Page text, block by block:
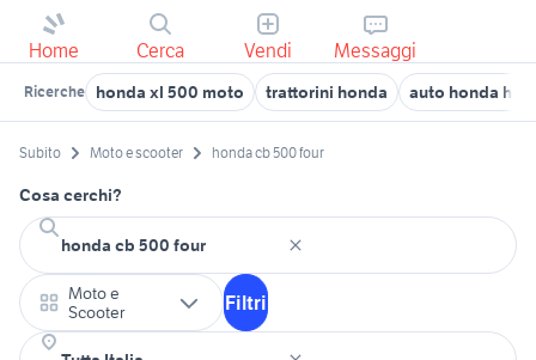
Home Cerca Vendi Messaggi
Ricerche honda xl 500 moto trattorini honda auto honda hr v
Subito Moto e scooter honda cb 500 four
Cosa cerchi?
Moto e
Scooter
Filtri